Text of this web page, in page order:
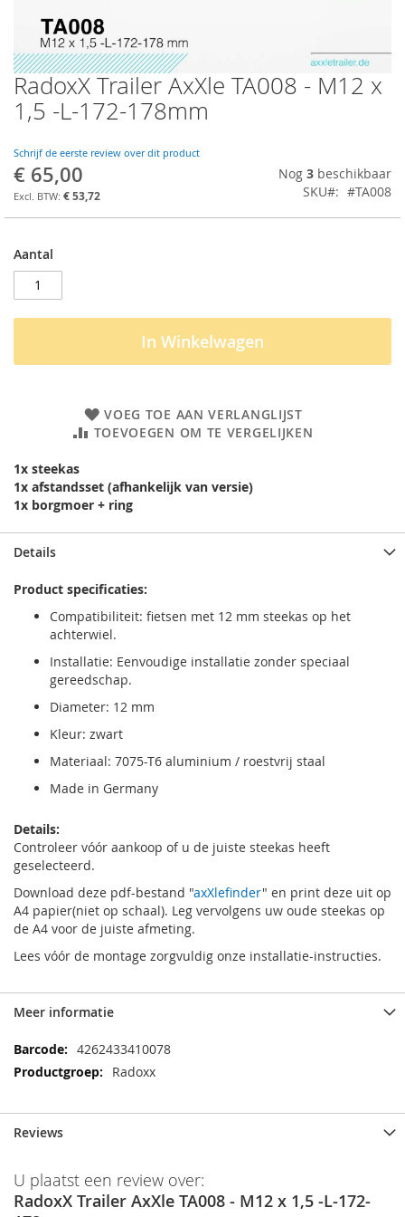
RadoxX Trailer AxXle TA008 - M12 x
1,5 -L-172-178mm
Schrijf de eerste review over dit product
€ 65,00
€ 53,72
Nog 3 beschikbaar
SKU
#TA008
Aantal
In Winkelwagen
VOEG TOE AAN VERLANGLIJST
TOEVOEGEN OM TE VERGELIJKEN
1x steekas
1x afstandsset (afhankelijk van versie)
1x borgmoer + ring
Ga
naar
het
van
de
afbeeldingen-
Details
Product specificaties:
Compatibiliteit: fietsen met 12 mm steekas op het
achterwiel.
Installatie: Eenvoudige installatie zonder speciaal
gereedschap.
Diameter: 12 mm
Kleur: zwart
Materiaal: 7075-T6 aluminium / roestvrij staal
Made in Germany
Details:
Controleer vóór aankoop of u de juiste steekas heeft
geselecteerd.
Download deze pdf-bestand "axXlefinder" en print deze uit op
A4 papier(niet op schaal). Leg vervolgens uw oude steekas op
de A4 voor de juiste afmeting.
Lees vóór de montage zorgvuldig onze installatie-instructies.
Meer informatie
Meer
informatie
4262433410078
Radoxx
Reviews
U plaatst een review over:
RadoxX Trailer AxXle TA008 - M12 x 1,5 -L-172-